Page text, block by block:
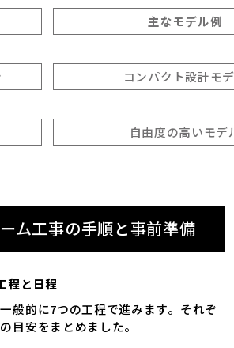
主なモデル例
コンパクト設計モ
自由度の高いモデ
ム工事の手順と事前準備
程と日程
般的に7つの工程で進みます。それぞ
目安をまとめました。